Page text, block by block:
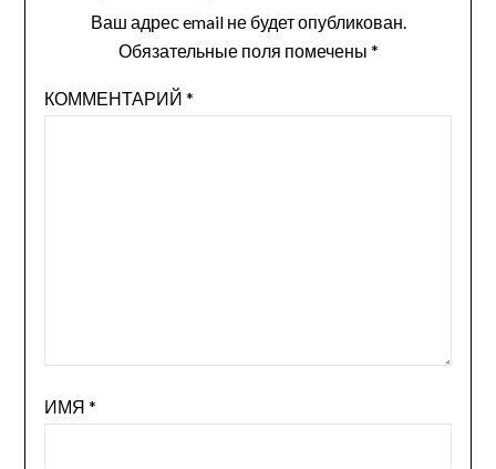
Ваш адрес email не будет опубликован.
Обязательные поля помечены *
КОММЕНТАРИЙ *
ИМЯ *